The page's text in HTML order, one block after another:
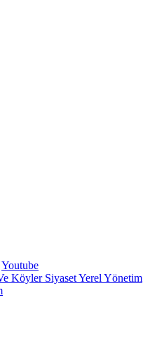
Youtube
KöylerSiyasetYerel Yönetim